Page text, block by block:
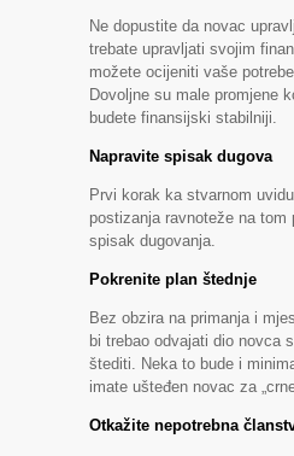
Ne dopustite da novac
trebate upravljati svojim
možete ocijeniti vaše
Dovoljne su male promjene
budete finansijski stabilniji.
Napravite spisak dugova
Prvi korak ka stvarnom
postizanja ravnoteže na tom
spisak dugovanja.
Pokrenite plan štednje
Bez obzira na primanja i
bi trebao odvajati dio novca
štediti. Neka to bude i
imate ušteđen novac za „crne
Otkažite nepotrebna